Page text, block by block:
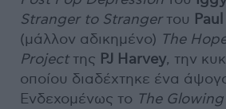
Stranger to Strangerτου
(μάλλον αδικημένο) The
Projectτης PJ Harvey, την
οποίου διαδέχτηκε ένα
Ενδεχομένως το The Glowing